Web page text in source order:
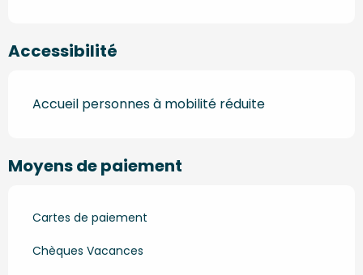
Accessibilité
Accueil personnes à mobilité réduite
Moyens de paiement
Cartes de paiement
Chèques Vacances